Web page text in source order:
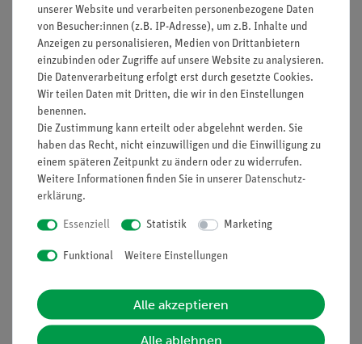
Elektronegativität (nach Allred/Rochow)
relative Atommasse
Radioaktivität
Elektronenkonfiguration
Oxidationszahlen
Schmelz-/Siedetemperatur
Normalpotential
Integrale für die relativen Standard-Atommassen
Zusätzlich werden Aggregatzustände, Haupt- und
Nebengruppenelemente, Metalle, Nichtmetalle,
Halbmetalle und Edelgase durch eine unterschiedliche
pulverbeschichteten, weißen Tubus und einen
auf Getriebebasis aus. Dieser automatische Einzug
macht das Bedienen der Leinwand komfortabel und
sichert langanhaltende Freunde am Produkt. Das Roll Up
ist mehrstufig arretierbar. Das edle, weiße Gehäuse, mit
unserer Website und verarbeiten personenbezogene Daten
von Besucher:innen (z.B. IP-Adresse), um z.B. Inhalte und
Anzeigen zu personalisieren, Medien von Drittanbietern
einzubinden oder Zugriffe auf unsere Website zu analysieren.
Die Datenverarbeitung erfolgt erst durch gesetzte Cookies.
Wir teilen Daten mit Dritten, die wir in den Einstellungen
benennen.
Die Zustimmung kann erteilt oder abgelehnt werden. Sie
haben das Recht, nicht einzuwilligen und die Einwilligung zu
einem späteren Zeitpunkt zu ändern oder zu widerrufen.
Weitere Informationen finden Sie in unserer Daten­schutz­
erklärung.
Essenziell Statistik Marketing
Funktional Weitere Einstellungen
Alle akzeptieren
Alle ablehnen